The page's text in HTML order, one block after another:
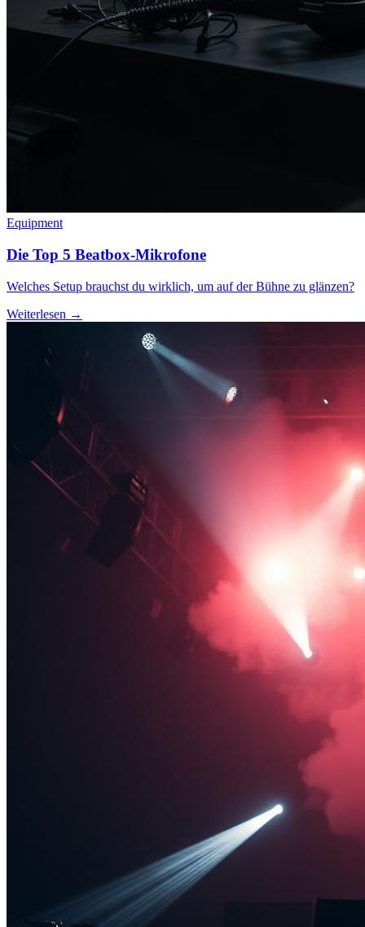
Equipment
Die Top 5 Beatbox-Mikrofone
Welches Setup brauchst du wirklich, um auf der Bühne zu glänzen?
Weiterlesen →